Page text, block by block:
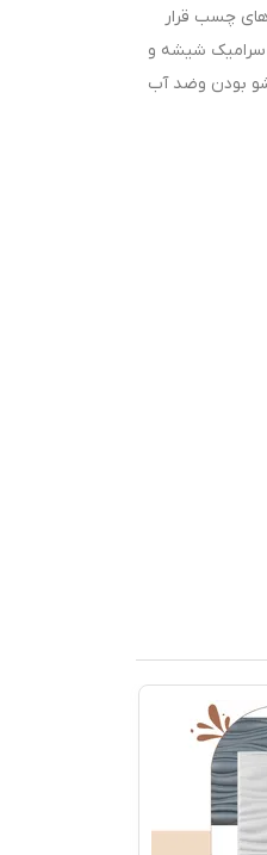
چسب قرار
سرامیک شیشه و
بودن وضد آب